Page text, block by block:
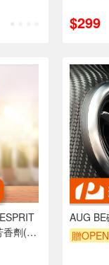
$299
香劑(清
AUG
贈